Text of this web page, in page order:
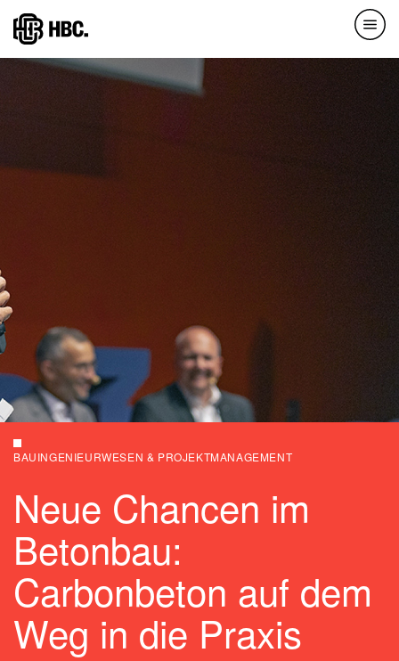
Direkt
zum
Inhalt
BAUINGENIEURWESEN & PROJEKTMANAGEMENT
Neue Chancen im
Betonbau:
Carbonbeton auf dem
Weg in die Praxis